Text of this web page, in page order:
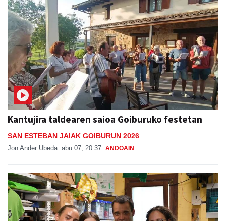
Kantujira taldearen saioa Goiburuko festetan
SAN ESTEBAN JAIAK GOIBURUN 2026
Jon Ander Ubeda abu 07, 20:37 ANDOAIN